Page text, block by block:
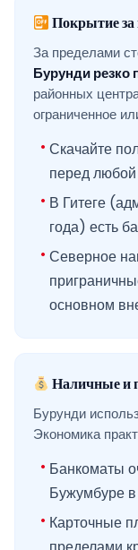
Покрытие
За пределами
Бурунди резко
районных
ограниченное
Скачайте
перед любой
В Гитеге
года) есть
Северное
основном
Наличные и
Бурунди
Экономика
Банкоматы
Бужумбуре в
Карточные